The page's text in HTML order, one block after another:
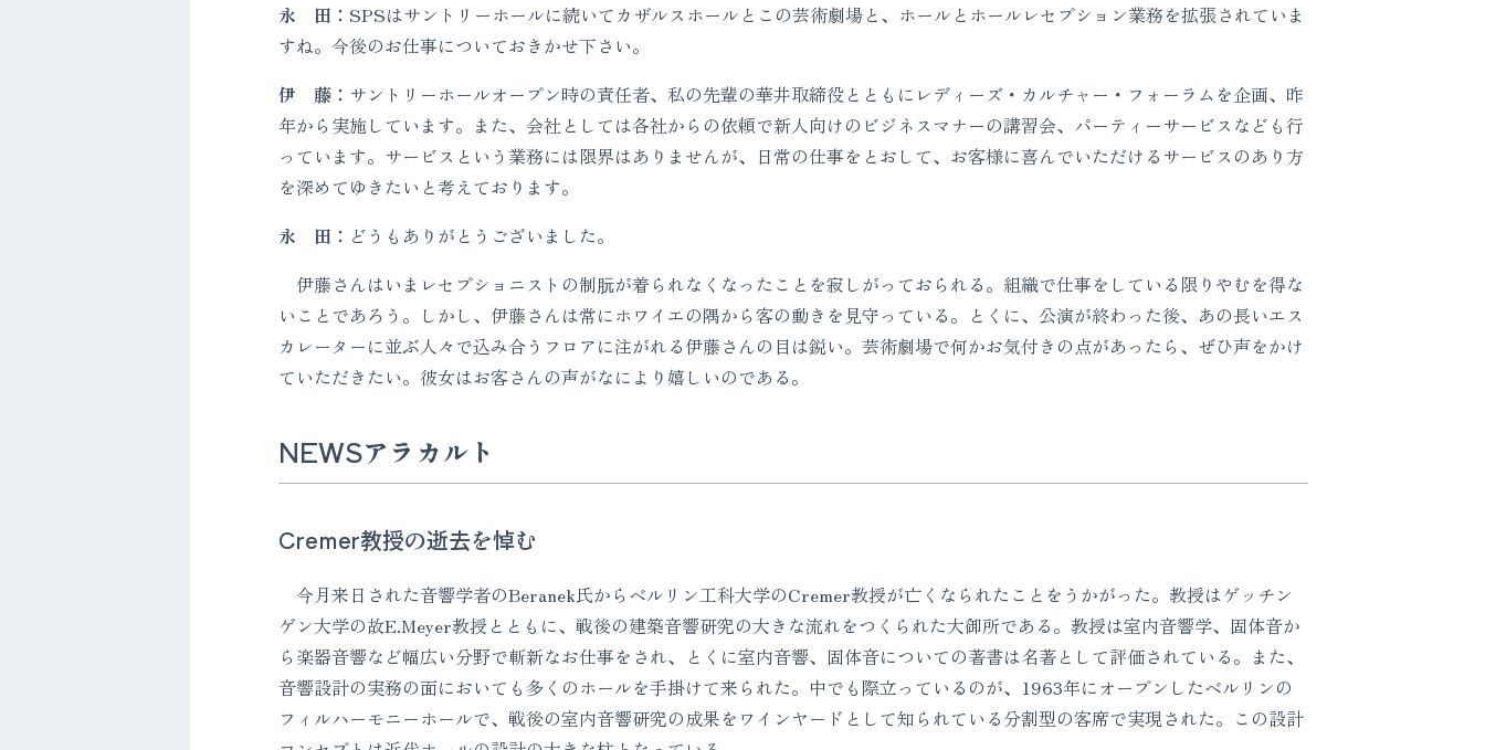
永 田： SPSはサントリーホールに続いてカザルスホールとこの芸術劇場と、ホールとホールレセプション業務を拡張されていま
すね。今後のお仕事についておきかせ下さい。
伊 藤： サントリーホールオープン時の責任者、私の先輩の華井取締役とともにレディーズ・カルチャー・フォーラムを企画、昨
年から実施しています。また、会社としては各社からの依頼で新人向けのビジネスマナーの講習会、パーティーサービスなども行
っています。サービスという業務には限界はありませんが、日常の仕事をとおして、お客様に喜んでいただけるサービスのあり方
を深めてゆきたいと考えております。
永 田： どうもありがとうございました。
伊藤さんはいまレセプショニストの制朊が着られなくなったことを寂しがっておられる。組織で仕事をしている限りやむを得な
いことであろう。しかし、伊藤さんは常にホワイエの隅から客の動きを見守っている。とくに、公演が終わった後、あの長いエス
カレーターに並ぶ人々で込み合うフロアに注がれる伊藤さんの目は鋭い。芸術劇場で何かお気付きの点があったら、ぜひ声をかけ
ていただきたい。彼女はお客さんの声がなにより嬉しいのである。
NEWSアラカルト
Cremer教授の逝去を悼む
今月来日された音響学者のBeranek氏からベルリン工科大学のCremer教授が亡くなられたことをうかがった。教授はゲッチン
ゲン大学の故E.Meyer教授とともに、戦後の建築音響研究の大きな流れをつくられた大御所である。教授は室内音響学、固体音か
ら楽器音響など幅広い分野で斬新なお仕事をされ、とくに室内音響、固体音についての著書は名著として評価されている。また、
音響設計の実務の面においても多くのホールを手掛けて来られた。中でも際立っているのが、1963年にオープンしたベルリンの
フィルハーモニーホールで、戦後の室内音響研究の成果をワインヤードとして知られている分割型の客席で実現された。この設計